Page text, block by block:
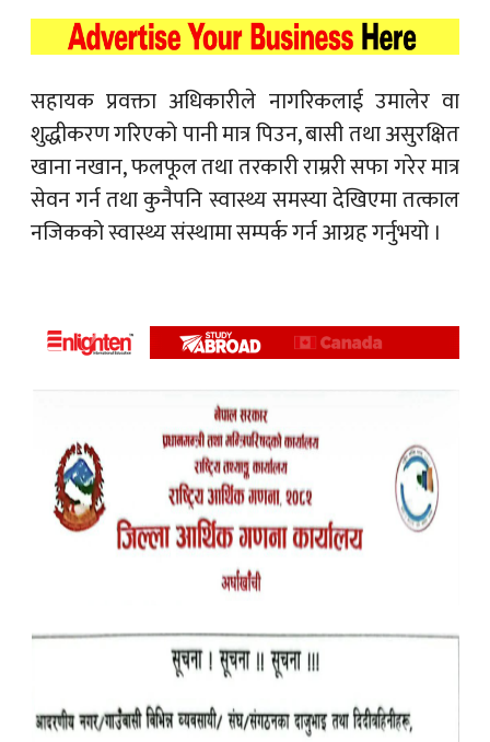
सहायक प्रवक्ता अधिकारीले नागरिकलाई उमालेर वा
शुद्धीकरण गरिएको पानी मात्र पिउन, बासी तथा असुरक्षित
खाना नखान, फलफूल तथा तरकारी राम्ररी सफा गरेर मात्र
सेवन गर्न तथा कुनैपनि स्वास्थ्य समस्या देखिएमा तत्काल
नजिकको स्वास्थ्य संस्थामा सम्पर्क गर्न आग्रह गर्नुभयो ।